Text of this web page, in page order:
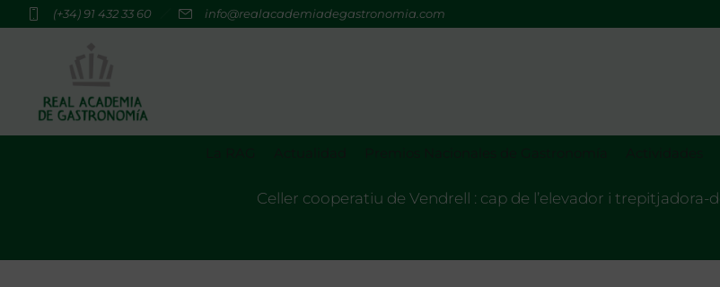
(+34) 91 432 33 60 info@realacademiadegastronomia.com
Celler cooperatiu de Vendrell : cap de l’elevador i